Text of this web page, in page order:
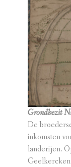
Grondbezit
De
inkomsten
landerijen.